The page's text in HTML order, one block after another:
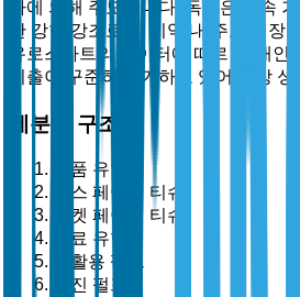
가에 의해 주도됩니다. 독일은 지속
한 강한 강조로 이 지역 내 주요 시장
유로스타트의 데이터에 따르면, 개인
지출이 꾸준히 증가하고 있어 시장
세분화 구조
제품 유형별
박스 페이셜 티슈
포켓 페이셜 티슈
재료 유형별
재활용 펄프
버진 펄프